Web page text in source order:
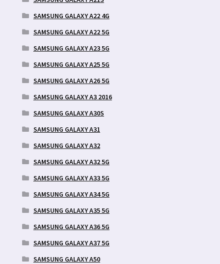
SAMSUNG GALAXY A22 4G
SAMSUNG GALAXY A22 5G
SAMSUNG GALAXY A23 5G
SAMSUNG GALAXY A25 5G
SAMSUNG GALAXY A26 5G
SAMSUNG GALAXY A3 2016
SAMSUNG GALAXY A30S
SAMSUNG GALAXY A31
SAMSUNG GALAXY A32
SAMSUNG GALAXY A32 5G
SAMSUNG GALAXY A33 5G
SAMSUNG GALAXY A34 5G
SAMSUNG GALAXY A35 5G
SAMSUNG GALAXY A36 5G
SAMSUNG GALAXY A37 5G
SAMSUNG GALAXY A50